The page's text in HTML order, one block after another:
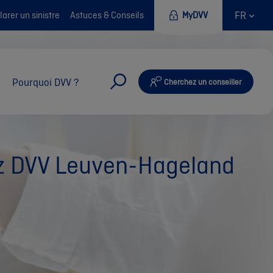
un sinistre Astuces & Conseils MyDVV FR
Pourquoi DVV ? Cherchez un conseiller
Leuven-Hageland